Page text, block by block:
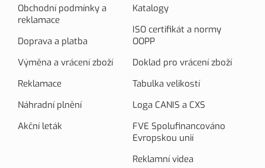
Obchodní podmínky a
reklamace
Doprava a platba
Výměna a vrácení zboží
Reklamace
Náhradní plnění
Akční leták
Katalogy
ISO certifikát a normy
OOPP
Doklad pro vrácení zboží
Tabulka velikostí
Loga CANIS a CXS
FVE Spolufinancováno
Evropskou unií
Reklamní videa